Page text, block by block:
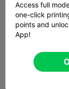
El cofre baja
convergen
estelar
Access full
one-click
points and
App!